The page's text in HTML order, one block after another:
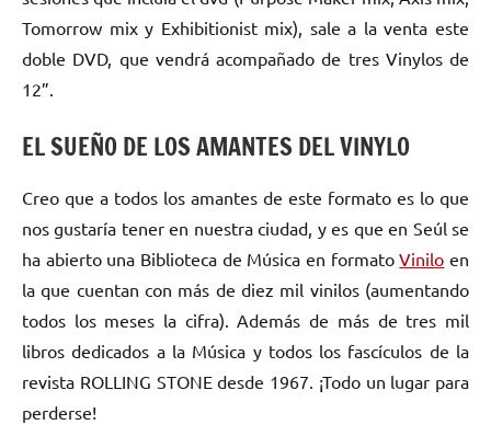
Tomorrow mix y Exhibitionist mix), sale a la venta este
doble DVD, que vendrá acompañado de tres Vinylos de
12”.
EL SUEÑO DE LOS AMANTES DEL VINYLO
Creo que a todos los amantes de este formato es lo que
nos gustaría tener en nuestra ciudad, y es que en Seúl se
ha abierto una Biblioteca de Música en formatoVinilo en
la que cuentan con más de diez mil vinilos (aumentando
todos los meses la cifra). Además de más de tres mil
libros dedicados a la Música y todos los fascículos de la
revista ROLLING STONE desde 1967. ¡Todo un lugar para
perderse!